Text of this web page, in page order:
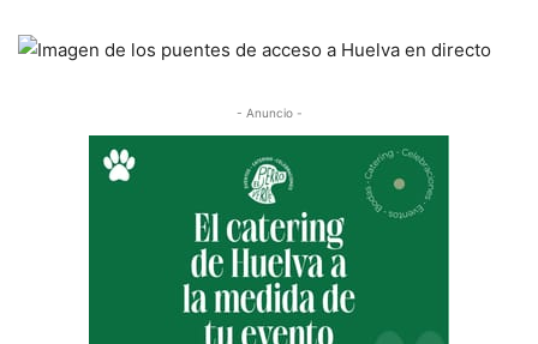
- Anuncio -